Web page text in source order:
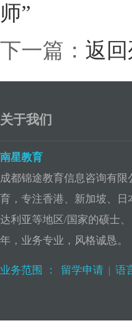
师”
下一篇： 返
关于我们
南星教育
成都锦途教育信息咨询有限
育，专注香港、新加坡、日
达利亚等地区/国家的硕士
年，业务专业，风格诚恳。
业务范围 ： 留学申请 | 语